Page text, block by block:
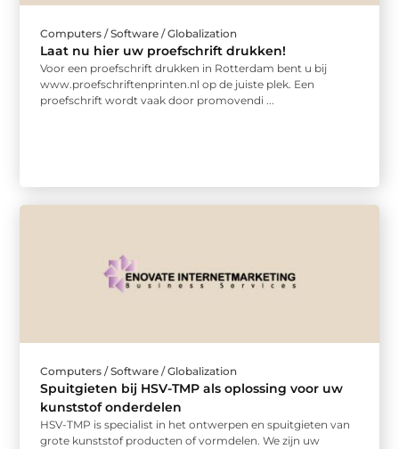
Computers / Software / Globalization
Laat nu hier uw proefschrift drukken!
Voor een proefschrift drukken in Rotterdam bent u bij
www.proefschriftenprinten.nl op de juiste plek. Een
proefschrift wordt vaak door promovendi ...
Computers / Software / Globalization
Spuitgieten bij HSV-TMP als oplossing voor uw
kunststof onderdelen
HSV-TMP is specialist in het ontwerpen en spuitgieten van
grote kunststof producten of vormdelen. We zijn uw